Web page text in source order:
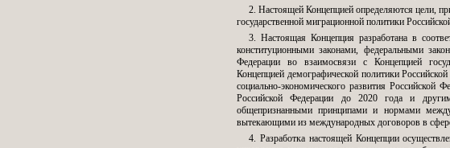
2. Настоящей Концепцией определяются цели,
государственной миграционной политики
3. Настоящая Концепция разработана в
конституционными законами, федеральными
Федерации во взаимосвязи с Концепцией
Концепцией демографической политики
социально-экономического развития Российской
Российской Федерации до 2020 года и
общепризнанными принципами и нормами
вытекающими из международных договоров в
4. Разработка настоящей Концепции